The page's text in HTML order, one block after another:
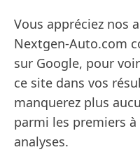
Vous appréciez nos
Nextgen-Auto.com
sur Google, pour
ce site dans vos
manquerez plus
parmi les premiers
analyses.